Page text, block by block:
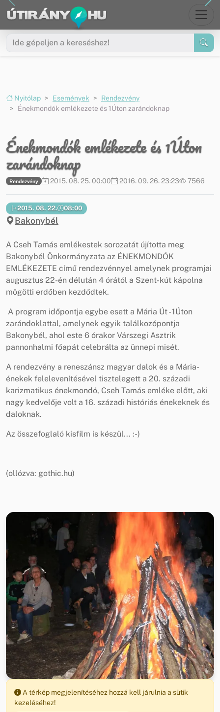
Ugrás a menüre
Ugrás a tartalomra
Nyitólap Események
Rendezvény
Énekmondók emlékezete és 1Úton zarándoknap
Énekmondók emlékezete és 1Úton
zarándoknap
Rendezvény 2015. 08. 25. 00:00 2016. 09. 26. 23:23 7566
2015. 08. 22. 08:00
Bakonybél
A Cseh Tamás emlékestek sorozatát újította meg
Bakonybél Önkormányzata az ÉNEKMONDÓK
EMLÉKEZETE című rendezvénnyel amelynek programjai
augusztus 22-én délután 4 órától a Szent-kút kápolna
mögötti erdőben kezdődtek.
A program időpontja egybe esett a Mária Út - 1Úton
zarándoklattal, amelynek egyik találkozópontja
Bakonybél, ahol este 6 órakor Várszegi Asztrik
pannonhalmi főapát celebrálta az ünnepi misét.
A rendezvény a reneszánsz magyar dalok és a Mária-
énekek felelevenítésével tisztelegett a 20. századi
karizmatikus énekmondó, Cseh Tamás emléke előtt, aki
nagy kedvelője volt a 16. századi históriás énekeknek és
daloknak.
Az összefoglaló kisfilm is készül... :-)
(ollózva: gothic.hu)
A térkép megjelenítéséhez hozzá kell járulnia a sütik
kezeléséhez!